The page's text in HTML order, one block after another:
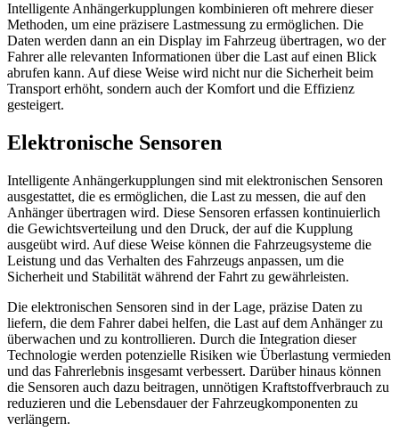
Intelligente Anhängerkupplungen kombinieren oft mehrere dieser
Methoden, um eine präzisere Lastmessung zu ermöglichen. Die
Daten werden dann an ein Display im Fahrzeug übertragen, wo der
Fahrer alle relevanten Informationen über die Last auf einen Blick
abrufen kann. Auf diese Weise wird nicht nur die Sicherheit beim
Transport erhöht, sondern auch der Komfort und die Effizienz
gesteigert.
Elektronische Sensoren
Intelligente Anhängerkupplungen sind mit elektronischen Sensoren
ausgestattet, die es ermöglichen, die Last zu messen, die auf den
Anhänger übertragen wird. Diese Sensoren erfassen kontinuierlich
die Gewichtsverteilung und den Druck, der auf die Kupplung
ausgeübt wird. Auf diese Weise können die Fahrzeugsysteme die
Leistung und das Verhalten des Fahrzeugs anpassen, um die
Sicherheit und Stabilität während der Fahrt zu gewährleisten.
Die elektronischen Sensoren sind in der Lage, präzise Daten zu
liefern, die dem Fahrer dabei helfen, die Last auf dem Anhänger zu
überwachen und zu kontrollieren. Durch die Integration dieser
Technologie werden potenzielle Risiken wie Überlastung vermieden
und das Fahrerlebnis insgesamt verbessert. Darüber hinaus können
die Sensoren auch dazu beitragen, unnötigen Kraftstoffverbrauch zu
reduzieren und die Lebensdauer der Fahrzeugkomponenten zu
verlängern.